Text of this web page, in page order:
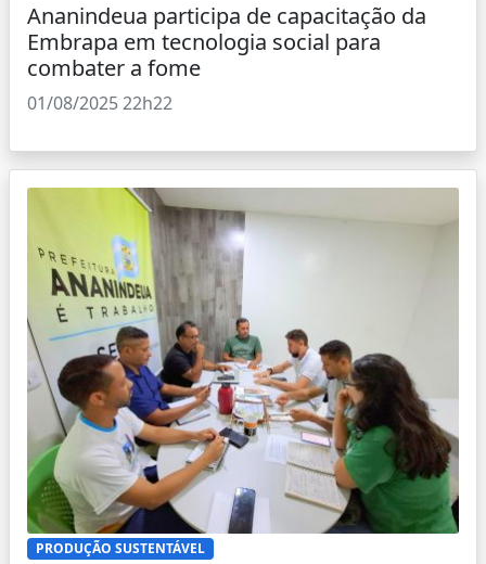
Ananindeua participa de capacitação da
Embrapa em tecnologia social para
combater a fome
01/08/2025 22h22
PRODUÇÃO SUSTENTÁVEL